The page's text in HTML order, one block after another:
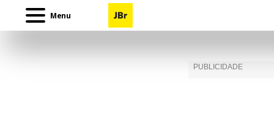
Menu